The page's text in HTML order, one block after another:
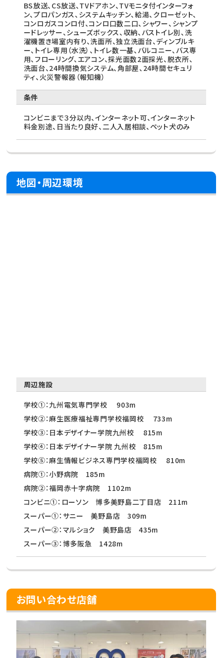
BS放送、CS放送、TVドアホン、TVモニタ付インターフォ
ン、プロパンガス、システムキッチン、給湯、クローゼット、
コンロガスコンロ付、コンロ口数二口、シャワー、シャンプ
ードレッサー、シューズボックス、収納、バストイレ別、洗
濯機置き場室内有り、洗面所、独立洗面台、ディンブルキ
ー、トイレ専用（水洗）、トイレ数一基、バルコニー、バス専
用、フローリング、エアコン、採光面数2面採光、脱衣所、
洗面台、24時間換気システム、角部屋、24時間セキュリ
ティ、火災警報器（報知機）
条件
コンビニまで３分以内、インターネット可、インターネット
料金別途、日当たり良好、二人入居相談、ペット犬のみ
地図・周辺環境
周辺施設
学校①：九州電気専門学校 903m
学校②：麻生医療福祉専門学校福岡校 733m
学校③：日本デザイナー学院九州校 815m
学校④：日本デザイナー学院 九州校 815m
学校⑤：麻生情報ビジネス専門学校福岡校 810m
病院①：小野病院 185m
病院②：福岡赤十字病院 1102m
コンビニ①：ローソン 博多美野島二丁目店 211m
スーパー①：サニー 美野島店 309m
スーパー②：マルショク 美野島店 435m
スーパー③：博多阪急 1428m
お問い合わせ店舗